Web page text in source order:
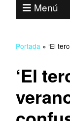
Menú
Portada » ‘El
‘El